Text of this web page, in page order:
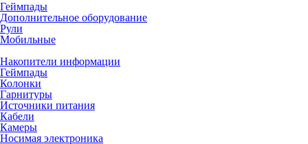
Геймпады
Дополнительное оборудование
Рули
Мобильные
Накопители информации
Геймпады
Колонки
Гарнитуры
Источники питания
Кабели
Камеры
Носимая электроника